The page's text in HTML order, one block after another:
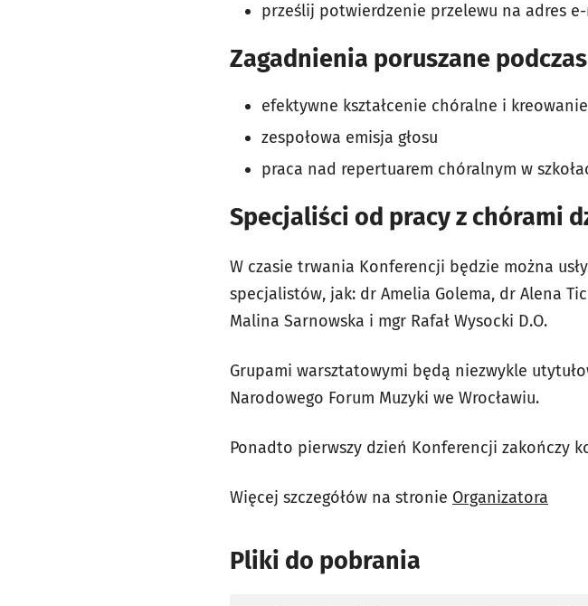
prześlij potwierdzenie przelewu na adres
Zagadnienia poruszane
efektywne kształcenie chóralne i
zespołowa emisja głosu
praca nad repertuarem chóralnym w
Specjaliści od pracy z chórami
W czasie trwania Konferencji będzie można
specjalistów, jak: dr Amelia Golema, dr Alena
Malina Sarnowska i mgr Rafał Wysocki D.O.
Grupami warsztatowymi będą niezwykle
Narodowego Forum Muzyki we Wrocławiu.
Ponadto pierwszy dzień Konferencji zakończy
Więcej szczegółów na stronie Organizatora
Pliki do pobrania